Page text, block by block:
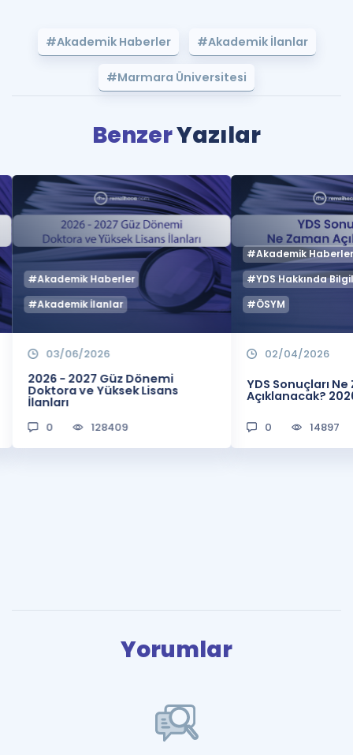
#Akademik Haberler #Akademik İlanlar
#Marmara Üniversitesi
BenzerYazılar
#Akademik Haberler
#Akademik İlanlar
03/06/2026
2026 - 2027 Güz Dönemi
Doktora ve Yüksek Lisans
İlanları
0 128409
#Akademik
#YDS Hakkında
#ÖSYM
02/04/2026
YDS Sonuçları
Açıklanacak?
0 14897
Yorumlar